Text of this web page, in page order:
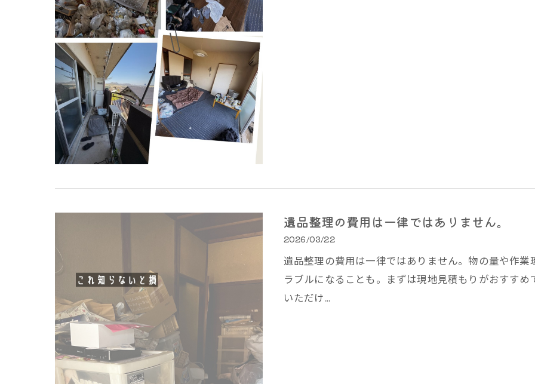
遺品整理の費用は一律ではありません。
2026/03/22
遺品整理の費用は一律ではありません。物の量や作
ラブルになることも。まずは現地見積もりがおすす
いただけ…